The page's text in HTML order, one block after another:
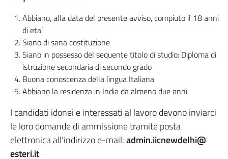
Abbiano, alla data del presente avviso, compiuto il 18 anni
di eta’
Siano di sana costituzione
Siano in possesso del sequente titolo di studio: Diploma di
istruzione secondaria di secondo grado
Buona conoscenza della lingua Italiana
Abbiano la residenza in India da almeno due anni
I candidati idonei e interessati al lavoro devono inviarci
le loro domande di ammissione tramite posta
elettronica all’indirizzo e-mail:admin.iicnewdelhi@
esteri.it